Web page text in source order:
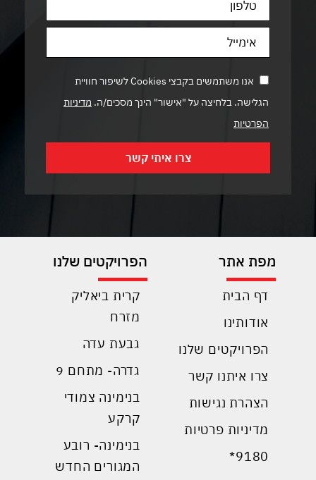
אנו משתמשים בקבצי Cookies לשיפור חוויית
הגלישה. בלחיצה על "אישור" הינך מסכים/ה. מדיניות
הפרטיות
מפת אתר
דף הבית
אודותינו
הפרויקטים שלנו
צרו איתנו קשר
הצהרת נגישות
מדיניות פרטיות
9180*
הפרויקטים שלנו
קרית ביאליק
מזרח
גבעת עדה
גדרה- מתחם 9
בנימינה צמודי
קרקע
בנימינה- רובע
המגורים החדש